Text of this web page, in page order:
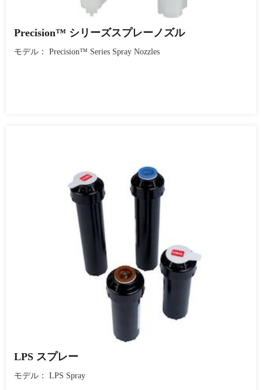
Precision™ シリーズスプレーノズル
モデル： Precision™ Series Spray Nozzles
LPS スプレー
モデル： LPS Spray